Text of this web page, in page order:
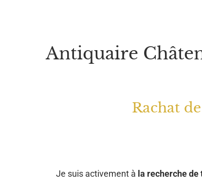
Antiquaire
Rachat
Je suis activement à la recherche